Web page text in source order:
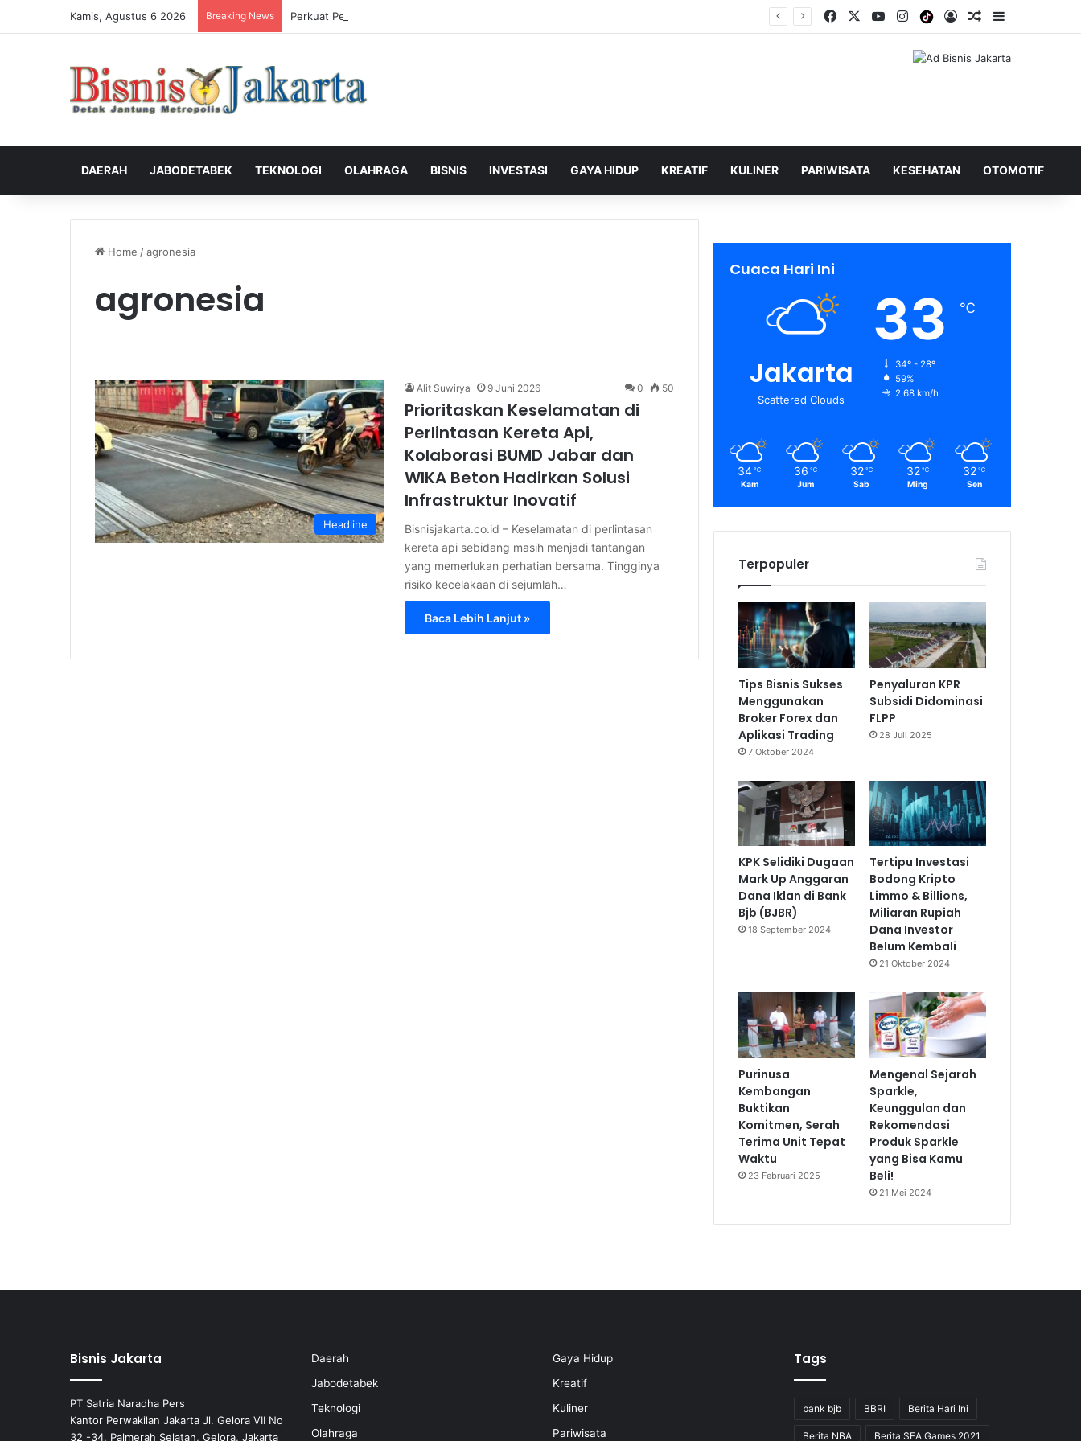
Kamis, Agustus 6 2026 Breaking News Perkuat Pengalaman Pelanggan, PLN Icon Plus Sabet Tiga Penghargaan CCW 2026 Facebook YouTubeInstagramTiktokLog InShuffle Berita
DAERAH JABODETABEK TEKNOLOGI OLAHRAGA BISNIS INVESTASI GAYA HIDUP KREATIF KULINER PARIWISATA KESEHATAN OTOMOTIF
Home /agronesia
agronesia
Headline
Alit Suwirya 9 Juni 2026 0 50
Prioritaskan Keselamatan di
Perlintasan Kereta Api,
Kolaborasi BUMD Jabar dan
WIKA Beton Hadirkan Solusi
Infrastruktur Inovatif
Bisnisjakarta.co.id – Keselamatan di perlintasan
kereta api sebidang masih menjadi tantangan
yang memerlukan perhatian bersama. Tingginya
risiko kecelakaan di sejumlah…
Baca Lebih Lanjut »
Cuaca Hari Ini
Jakarta
Scattered Clouds
33 ℃
34º - 28º
59%
2.68 km/h
34 ℃
Kam
36 ℃
Jum
32 ℃
Sab
32 ℃
Ming
32 ℃
Sen
Terpopuler
Tips Bisnis Sukses
Menggunakan
Broker Forex dan
Aplikasi Trading
7 Oktober 2024
Penyaluran KPR
Subsidi Didominasi
FLPP
28 Juli 2025
KPK Selidiki Dugaan
Mark Up Anggaran
Dana Iklan di Bank
Bjb (BJBR)
18 September 2024
Tertipu Investasi
Bodong Kripto
Limmo & Billions,
Miliaran Rupiah
Dana Investor
Belum Kembali
21 Oktober 2024
Purinusa
Kembangan
Buktikan
Komitmen, Serah
Terima Unit Tepat
Waktu
23 Februari 2025
Mengenal Sejarah
Sparkle,
Keunggulan dan
Rekomendasi
Produk Sparkle
yang Bisa Kamu
Beli!
21 Mei 2024
Bisnis Jakarta
PT Satria Naradha Pers
Kantor Perwakilan Jakarta Jl. Gelora VII No
32 -34, Palmerah Selatan, Gelora, Jakarta
Daerah
Jabodetabek
Teknologi
Olahraga
Gaya Hidup
Kreatif
Kuliner
Pariwisata
Tags
bank bjb BBRI Berita Hari Ini
Berita NBA Berita SEA Games 2021